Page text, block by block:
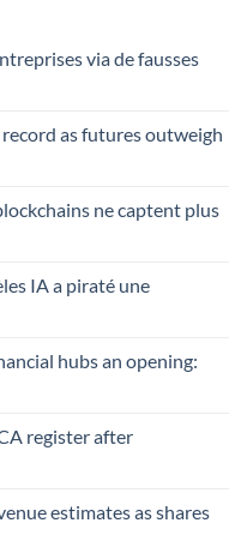
via de fausses
as futures outweigh
ne captent plus
IA a piraté une
hubs an opening:
register after
estimates as shares